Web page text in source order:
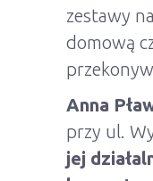
zestawy
domową
Anna
przy ul.
jej